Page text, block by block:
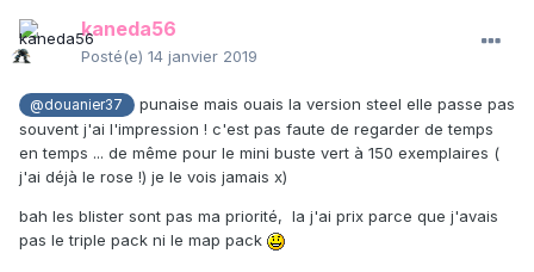
kaneda56
Posté(e) 14 janvier 2019
@douanier37
punaise mais ouais la version steel elle passe pas
souvent j'ai l'impression ! c'est pas faute de regarder de temps
en temps ... de même pour le mini buste vert à 150 exemplaires (
j'ai déjà le rose !) je le vois jamais x)
bah les blister sont pas ma priorité, la j'ai prix parce que j'avais
pas le triple pack ni le map pack